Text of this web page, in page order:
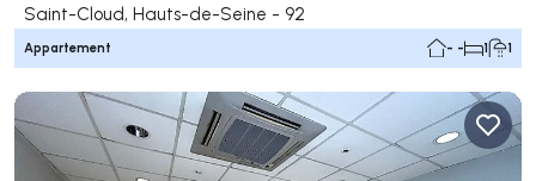
Saint-Cloud, Hauts-de-Seine - 92
Appartement - - 1 1